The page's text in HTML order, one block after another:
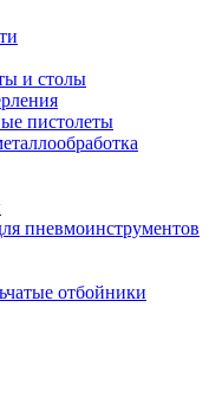
и столы
пистолеты
пневмоинструментов
отбойники